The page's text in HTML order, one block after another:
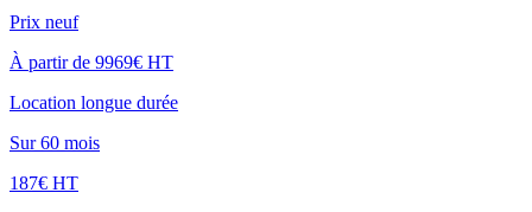
Prix neuf
À partir de 9969€ HT
Location longue durée
Sur 60 mois
187€ HT